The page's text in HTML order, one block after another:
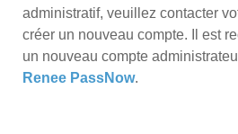
administratif, veuillez contacter
créer un nouveau compte. Il est
un nouveau compte
Renee PassNow.